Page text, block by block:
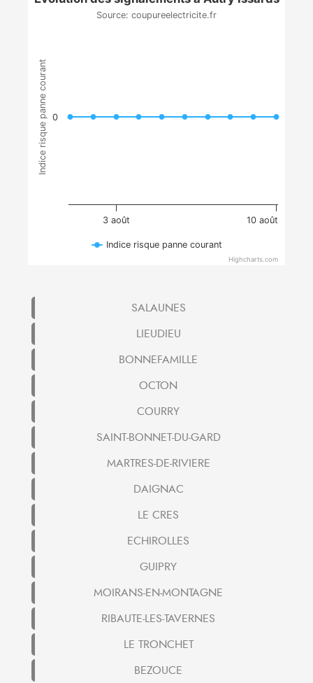
Indice risque panne courant
Source: coupureelectricite.fr
3 août 10 août
0
Indice risque panne courant
Highcharts.com
SALAUNES
LIEUDIEU
BONNEFAMILLE
OCTON
COURRY
SAINT-BONNET-DU-GARD
MARTRES-DE-RIVIERE
DAIGNAC
LE CRES
ECHIROLLES
GUIPRY
MOIRANS-EN-MONTAGNE
RIBAUTE-LES-TAVERNES
LE TRONCHET
BEZOUCE